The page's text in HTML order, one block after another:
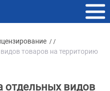
/ /
товаров на территорию
отдельных видов